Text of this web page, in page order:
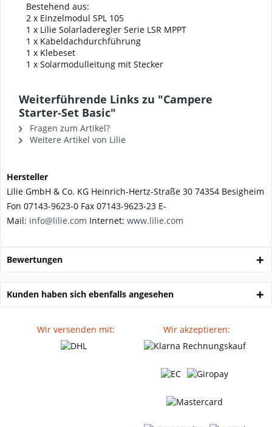
Bestehend aus:
2 x Einzelmodul SPL 105
1 x Lilie Solarladeregler Serie LSR MPPT
1 x Kabeldachdurchführung
1 x Klebeset
1 x Solarmodulleitung mit Stecker
Weiterführende Links zu "Campere
Starter-Set Basic"
Fragen zum Artikel?
Weitere Artikel von Lilie
Hersteller
Lilie GmbH & Co. KG Heinrich-Hertz-Straße 30 74354 Besigheim
Fon 07143-9623-0 Fax 07143-9623-23 E-
Mail: info@lilie.com Internet: www.lilie.com
Bewertungen
Kunden haben sich ebenfalls angesehen
Wir versenden mit: Wir akzeptieren: